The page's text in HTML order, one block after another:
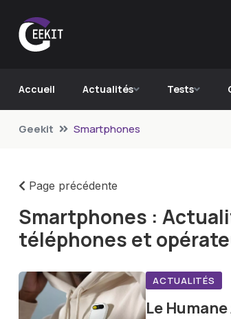
Accueil Actualités Tests
Geekit Smartphones
Page précédente
Smartphones :
téléphones et
ACTUALITÉS
Le